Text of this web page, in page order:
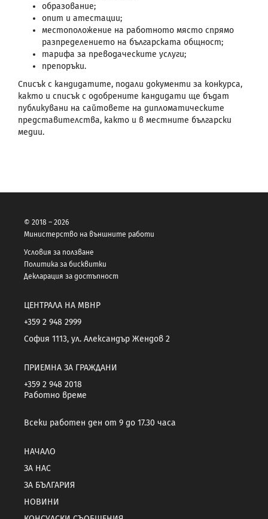
образование;
опит и атестации;
местоположение на работното място спрямо
разпределението на българската общност;
тарифа за преводаческите услуги;
препоръки.
Списък с кандидатите, подали документи за конкурса,
както и списък с одобрените кандидати ще бъдат
публикувани на сайтовете на дипломатическите
представителства, както и в местните български
медии.
© 2018 – 2026
Министерство на външните работи
Условия за ползване
Политика за бисквитки
Декларация за достъпност
ЦЕНТРАЛА НА МВНР
+359 2 948 2999
София 1113, ул. Александър Жендов 2
ПРИЕМНА ЗА ГРАЖДАНИ
+359 2 948 2018
Работно време
Всеки работен ден от 9 до 17.30 часа
НАЧАЛО
ЗА НАС
ЗА БЪЛГАРИЯ
НОВИНИ